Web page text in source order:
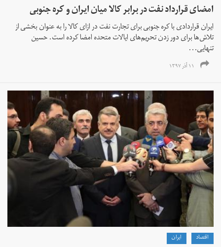
امضای قرارداد نفت در برابر کالا میان ایران و کره جنوبی
ایران قراردادی با کره جنوبی برای تجارت نفت در ازای کالا را به عنوان بخشی از
تلاش‌ها برای دور زدن تحریم‌های ایالات متحده امضا کرده است. حسین
تنهایی...
۱۱ آذر ۱۳۹۷
اقتصاد ايران